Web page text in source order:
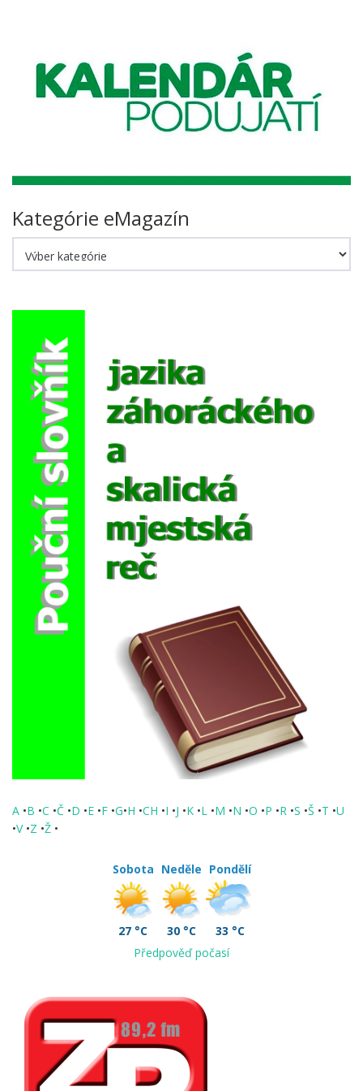
Kategórie eMagazín
eMagazín
A •B •C •Č •D •E •F •G•H •CH •I •J •K •L •M •N •O •P •R •S •Š •T •U
•V •Z •Ž •
Sobota
27 °C
Neděle
30 °C
Pondělí
33 °C
Předpověď počasí